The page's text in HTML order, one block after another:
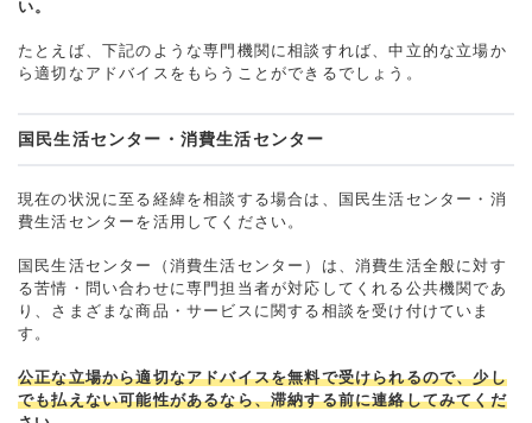
い。
たとえば、下記のような専門機関に相談すれば、中立的な立場か
ら適切なアドバイスをもらうことができるでしょう。
国民生活センター・消費生活センター
現在の状況に至る経緯を相談する場合は、国民生活センター・消
費生活センターを活用してください。
国民生活センター（消費生活センター）は、消費生活全般に対す
る苦情・問い合わせに専門担当者が対応してくれる公共機関であ
り、さまざまな商品・サービスに関する相談を受け付けていま
す。
公正な立場から適切なアドバイスを無料で受けられるので、少し
でも払えない可能性があるなら、滞納する前に連絡してみてくだ